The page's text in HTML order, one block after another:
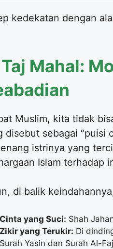
kedekatan dengan
Mahal:
Muslim, kita tidak
disebut sebagai “puisi
istrinya yang
Islam terhadap
di balik
Cinta yang Suci: Shah
Zikir yang Terukir: Di
Surah Yasin dan Surah Al-